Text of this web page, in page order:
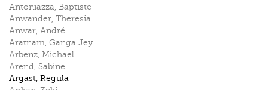
Antoniazza, Baptiste
Anwander, Theresia
Anwar, André
Aratnam, Ganga Jey
Arbenz, Michael
Arend, Sabine
Argast, Regula